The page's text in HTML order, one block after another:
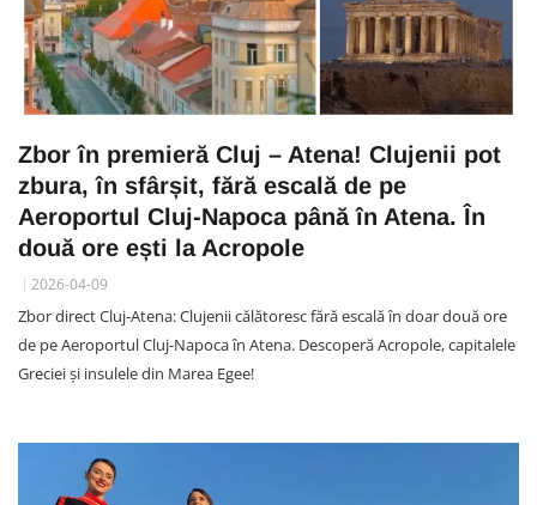
Zbor în premieră Cluj – Atena! Clujenii pot
zbura, în sfârșit, fără escală de pe
Aeroportul Cluj-Napoca până în Atena. În
două ore ești la Acropole
2026-04-09
Zbor direct Cluj-Atena: Clujenii călătoresc fără escală în doar două ore
de pe Aeroportul Cluj-Napoca în Atena. Descoperă Acropole, capitalele
Greciei și insulele din Marea Egee!